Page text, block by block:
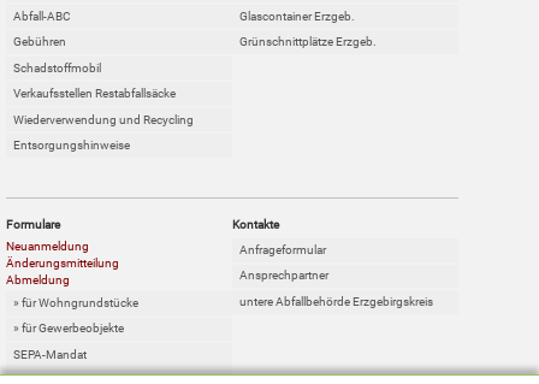
Abfall-ABC
Gebühren
Schadstoffmobil
Verkaufsstellen Restabfallsäcke
Wiederverwendung und Recycling
Entsorgungshinweise
Glascontainer Erzgeb.
Grünschnittplätze Erzgeb.
Formulare
Neuanmeldung
Änderungsmitteilung
Abmeldung
» für Wohngrundstücke
» für Gewerbeobjekte
SEPA-Mandat
Online-Sperrabfallkarte
Kontakte
Anfrageformular
Ansprechpartner
untere Abfallbehörde Erzgebirgskreis